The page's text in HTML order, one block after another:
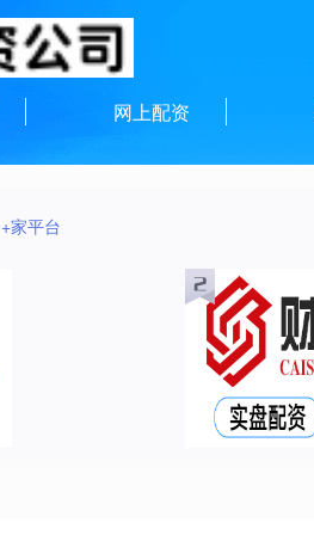
网上配资
+家平台